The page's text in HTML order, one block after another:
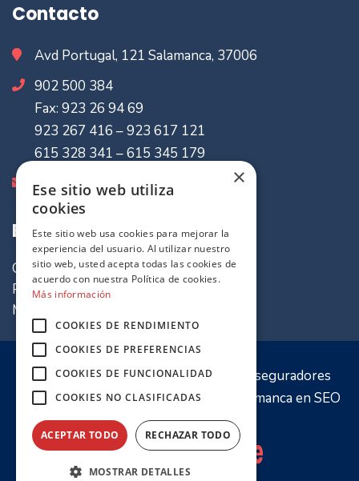
Contacto
Avd Portugal, 121 Salamanca, 37006
902 500 384
Fax: 923 26 94 69
923 267 416 – 923 617 121
615 328 341 – 615 345 179
info@mvaseguradores.com
Enlaces de Interes
Quiénes somos
Política de cookies
Mapa del sitio
© 2020 Sitio web propiedad de
MV Aseguradores
Optimización y desarrollo por PW SalamancaenSEO
Salamanca
×
Ese sitio web utiliza
cookies
Este sitio web usa cookies para mejorar la
experiencia del usuario. Al utilizar nuestro
sitio web, usted acepta todas las cookies de
acuerdo con nuestra Política de cookies.
Más información
COOKIES DE RENDIMIENTO
COOKIES DE PREFERENCIAS
COOKIES DE FUNCIONALIDAD
COOKIES NO CLASIFICADAS
ACEPTAR TODO RECHAZAR TODO
MOSTRAR DETALLES